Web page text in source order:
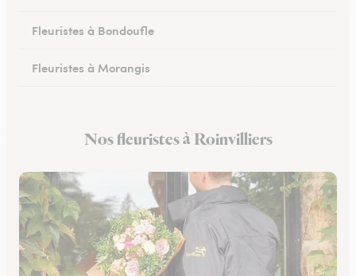
Fleuristes à Bondoufle
Fleuristes à Morangis
Fleuristes à Maisse
Nos fleuristes à Roinvilliers